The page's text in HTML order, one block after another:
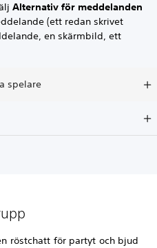
Alternativ för meddelanden
(ett redan skrivet
en skärmbild, ett
spelare
röstchatt för partyt och bjud